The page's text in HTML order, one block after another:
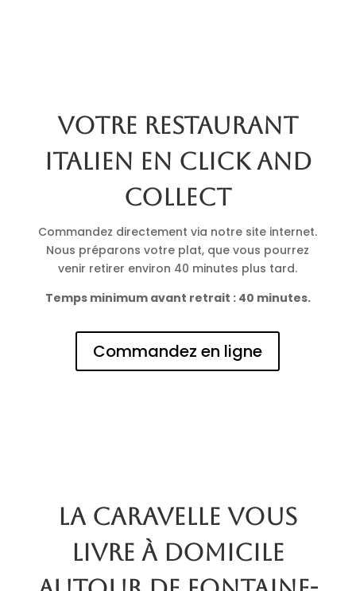
Votre restaurant
italien en click and
collect
Commandez directement via notre site internet.
Nous préparons votre plat, que vous pourrez
venir retirer environ 40 minutes plus tard.
Temps minimum avant retrait : 40 minutes.
Commandez en ligne
La Caravelle vous
livre à domicile